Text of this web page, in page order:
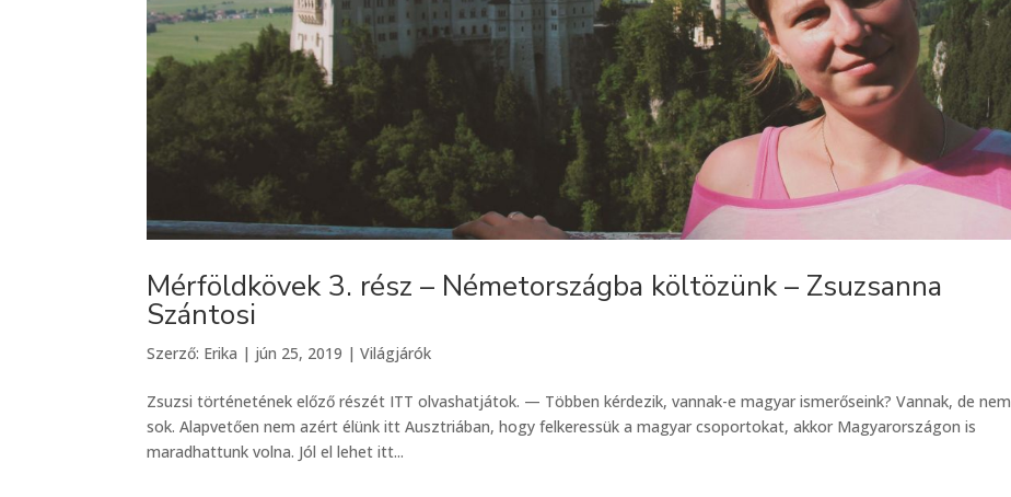
Mérföldkövek 3. rész – Németországba költözünk – Zsuzsanna
Szántosi
Szerző: Erika | jún 25, 2019 |Világjárók
Zsuzsi történetének előző részét ITT olvashatjátok. — Többen kérdezik, vannak-e magyar ismerőseink? Vannak, de nem
sok. Alapvetően nem azért élünk itt Ausztriában, hogy felkeressük a magyar csoportokat, akkor Magyarországon is
maradhattunk volna. Jól el lehet itt...